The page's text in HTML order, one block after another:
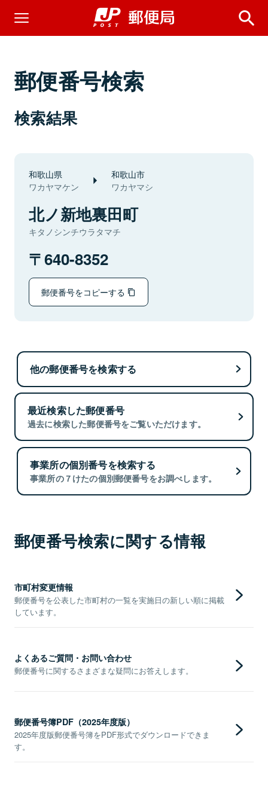
郵便番号検索
検索結果
和歌山県
ワカヤマケン
和歌山市
ワカヤマシ
北ノ新地裏田町
キタノシンチウラタマチ
640-8352
郵便番号をコピーする
他の郵便番号を検索する
最近検索した郵便番号
過去に検索した郵便番号をご覧いただけます。
事業所の個別番号を検索する
事業所の７けたの個別郵便番号をお調べします。
郵便番号検索に関する情報
市町村変更情報
郵便番号を公表した市町村の一覧を実施日の新しい順に掲載
しています。
よくあるご質問・お問い合わせ
郵便番号に関するさまざまな疑問にお答えします。
郵便番号簿PDF（2025年度版）
2025年度版郵便番号簿をPDF形式でダウンロードできま
す。